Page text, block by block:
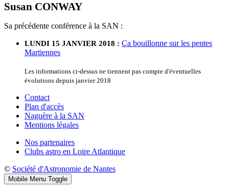
Susan CONWAY
Sa précédente conférence à la SAN :
LUNDI 15 JANVIER 2018 : Ça bouillonne sur les pentes
Martiennes
Les informations ci-dessus ne tiennent pas compte d'éventuelles
évolutions depuis janvier 2018
Contact
Plan d'accès
Naguère à la SAN
Mentions légales
Nos partenaires
Clubs astro en Loire Atlantique
© Société d'Astronomie de Nantes
Mobile Menu Toggle